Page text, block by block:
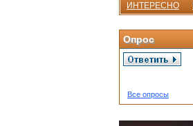
ИНТЕРЕСНО
Опрос
Все опросы